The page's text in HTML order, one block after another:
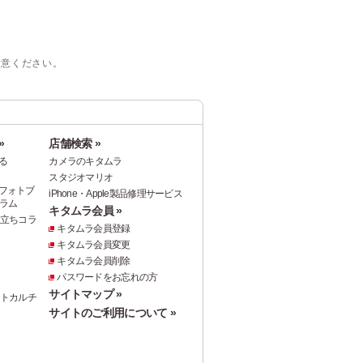
ください。
ォトブ
ム
ちコラ
カルチ
店舗検索 »
カメラのキタムラ
スタジオマリオ
iPhone・Apple製品修理サービス
キタムラ会員 »
キタムラ会員登録
キタムラ会員変更
キタムラ会員削除
パスワードをお忘れの方
サイトマップ »
サイトのご利用について »